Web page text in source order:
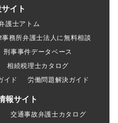
イト
護士アトム
務所弁護士法人に無料相談
刑事事件データベース
相続税理士カタログ
イド
労働問題解決ガイド
報サイト
交通事故弁護士カタログ